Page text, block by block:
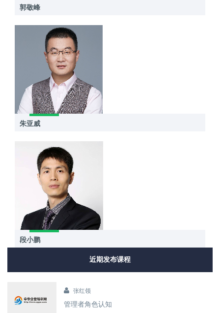
郭敬峰
朱亚威
段小鹏
近期发布课程
张红领
管理者角色认知